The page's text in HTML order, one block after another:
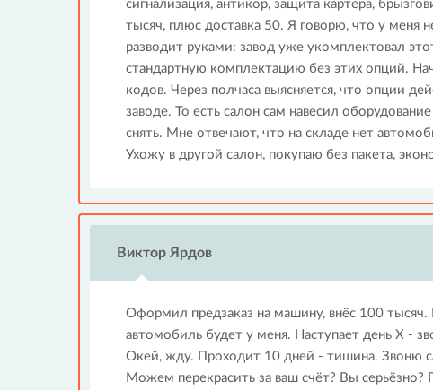
сигнализация, антикор, защита картера,
тысяч, плюс доставка 50. Я говорю, что у меня
разводит руками: завод уже укомплектовал
стандартную комплектацию без этих опций.
кодов. Через полчаса выясняется, что опции
заводе. То есть салон сам навесил
снять. Мне отвечают, что на складе нет
Ухожу в другой салон, покупаю без пакета,
Виктор Ярдов
Оформил предзаказ на машину, внёс 100
автомобиль будет у меня. Наступает день Х -
Окей, жду. Проходит 10 дней - тишина. Звоню
Можем перекрасить за ваш счёт? Вы